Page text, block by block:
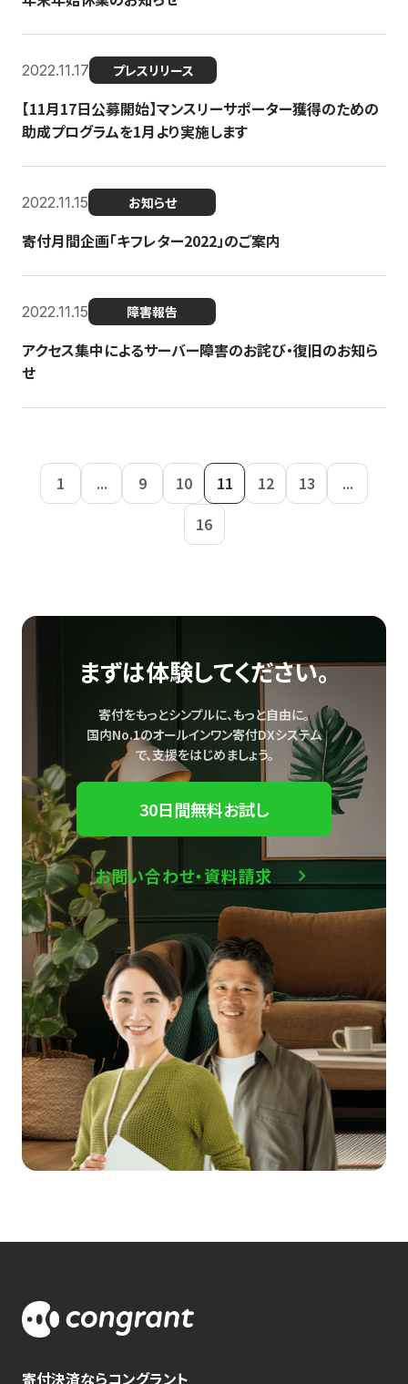
2022.11.17 プレスリリース
【11月17日公募開始】マンスリーサポーター獲得のための
助成プログラムを1月より実施します
2022.11.15 お知らせ
寄付月間企画「キフレター2022」のご案内
2022.11.15 障害報告
アクセス集中によるサーバー障害のお詫び・復旧のお知ら
せ
1 ... 9 10 11 12 13
...
16
まずは体験してください。
寄付をもっとシンプルに、もっと自由に。
国内No.1のオールインワン寄付DXシステム
で、支援をはじめましょう。
30日間無料お試し
お問い合わせ・資料請求
寄付決済ならコングラント